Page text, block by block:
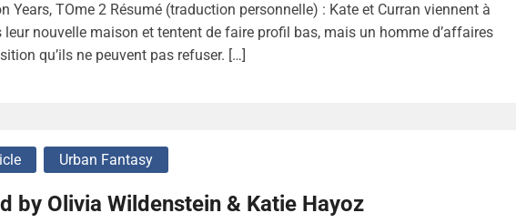
Years, TOme 2 Résumé (traduction personnelle) : Kate et Curran viennent à
leur nouvelle maison et tentent de faire profil bas, mais un homme d’affaires
qu’ils ne peuvent pas refuser. […]
Urban Fantasy
by Olivia Wildenstein & Katie Hayoz